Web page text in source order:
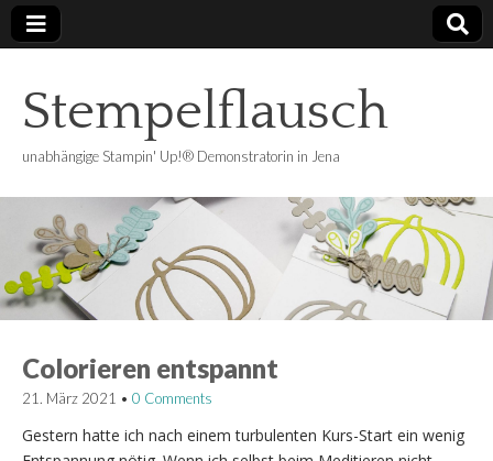
Stempelflausch
unabhängige Stampin' Up!® Demonstratorin in Jena
Colorieren entspannt
21. März 2021 • 0 Comments
Gestern hatte ich nach einem turbulenten Kurs-Start ein wenig